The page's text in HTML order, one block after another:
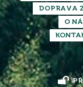
DOPRAVA
O